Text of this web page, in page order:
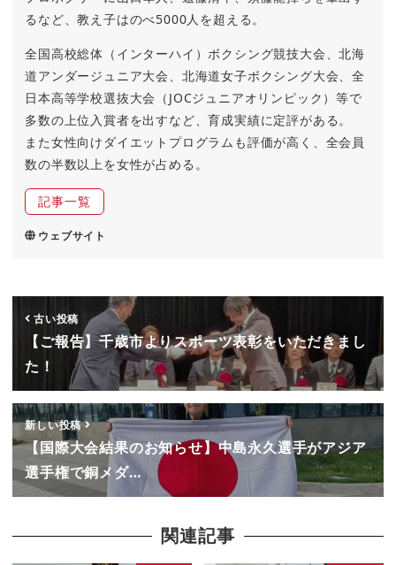
るなど、教え子はのべ5000人を超える。
全国高校総体（インターハイ）ボクシング競技大会、北海
道アンダージュニア大会、北海道女子ボクシング大会、全
日本高等学校選抜大会（JOCジュニアオリンピック）等で
多数の上位入賞者を出すなど、育成実績に定評がある。
また女性向けダイエットプログラムも評価が高く、全会員
数の半数以上を女性が占める。
記事一覧
ウェブサイト
古い投稿
【ご報告】千歳市よりスポーツ表彰をいただきまし
た！
新しい投稿
【国際大会結果のお知らせ】中島永久選手がアジア
選手権で銅メダ…
関連記事